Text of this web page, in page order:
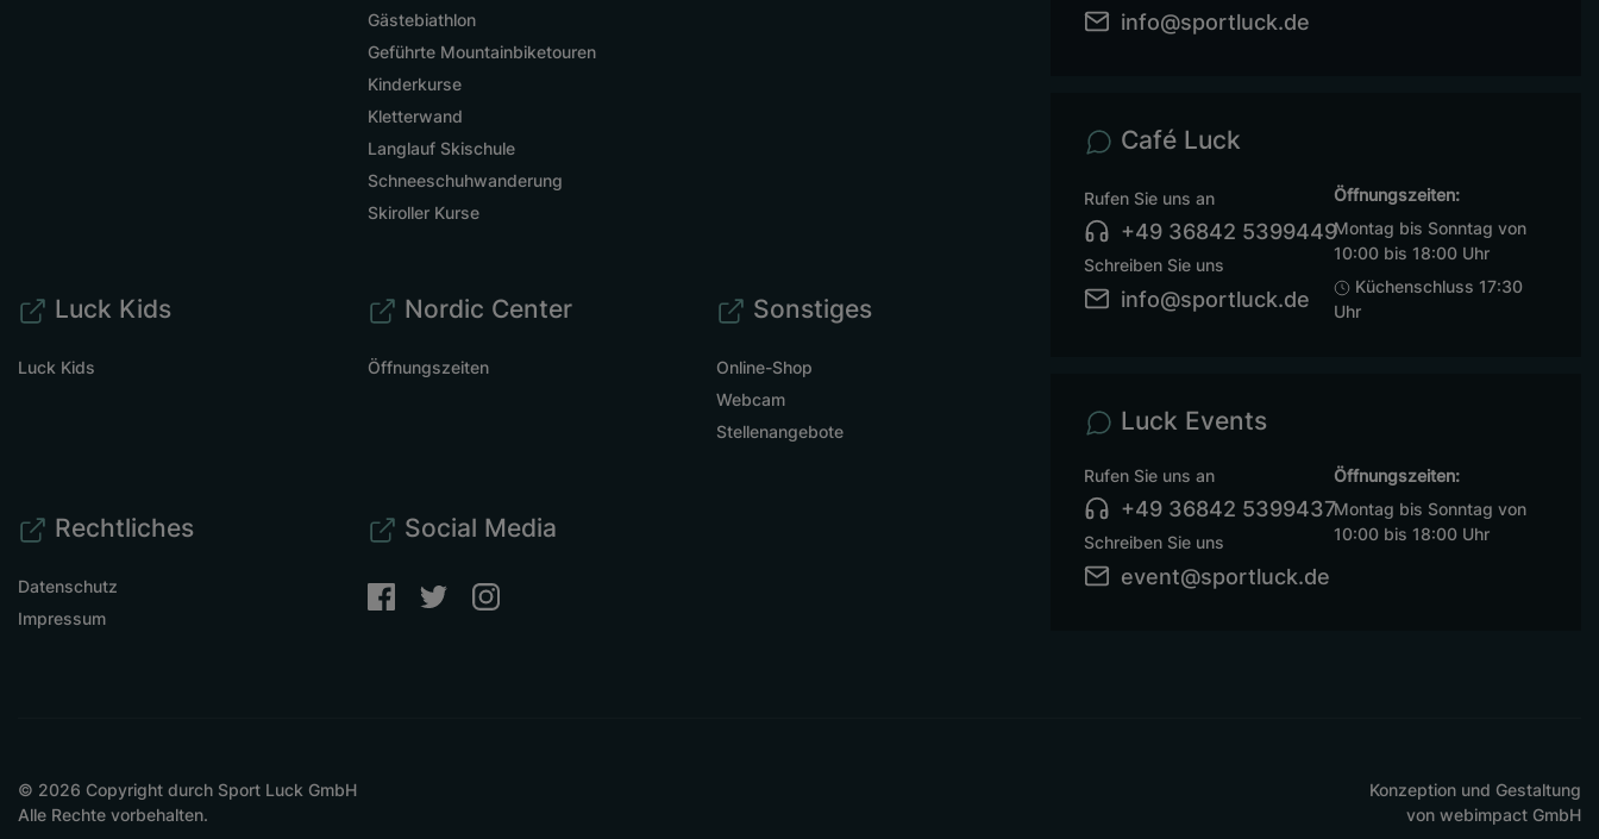
Gästebiathlon
Geführte Mountainbiketouren
Kinderkurse
Kletterwand
Langlauf Skischule
Schneeschuhwanderung
Skiroller Kurse
Luck Kids
Luck Kids
Nordic Center
Öffnungszeiten
Sonstiges
Online-Shop
Webcam
Stellenangebote
Rechtliches
Datenschutz
Impressum
Social Media
info@sportluck.de
Café Luck
Rufen Sie uns an
+49 36842 5399449
Schreiben Sie uns
info@sportluck.de
Öffnungszeiten:
Montag bis Sonntag von
10:00 bis 18:00 Uhr
Küchenschluss 17:30
Uhr
Luck Events
Rufen Sie uns an
+49 36842 5399437
Schreiben Sie uns
event@sportluck.de
Öffnungszeiten:
Montag bis Sonntag von
10:00 bis 18:00 Uhr
© 2026 Copyright durch Sport Luck GmbH
Alle Rechte vorbehalten.
Konzeption und Gestaltung
von webimpact GmbH